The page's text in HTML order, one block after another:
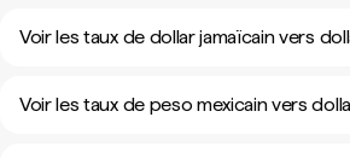
Voir les taux de dollar jamaïcain vers
Voir les taux de peso mexicain vers